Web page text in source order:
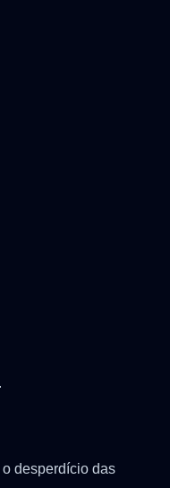
desperdício das